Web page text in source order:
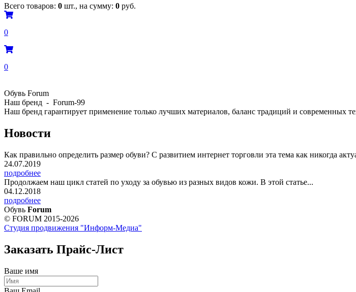
Всего товаров: 0 шт., на сумму: 0 руб.
0
0
Обувь Forum
Наш бренд - Forum-99
Наш бренд гарантирует применение только лучших материалов, баланс традиций и современных
Новости
Как правильно определить размер обуви? С развитием интернет торговли эта тема как никогда
24.07.2019
подробнее
Продолжаем наш цикл статей по уходу за обувью из разных видов кожи. В этой статье...
04.12.2018
подробнее
Обувь Forum
© FORUM 2015-2026
Студия продвижения "Информ-Медиа"
Заказать Прайс-Лист
Ваше имя